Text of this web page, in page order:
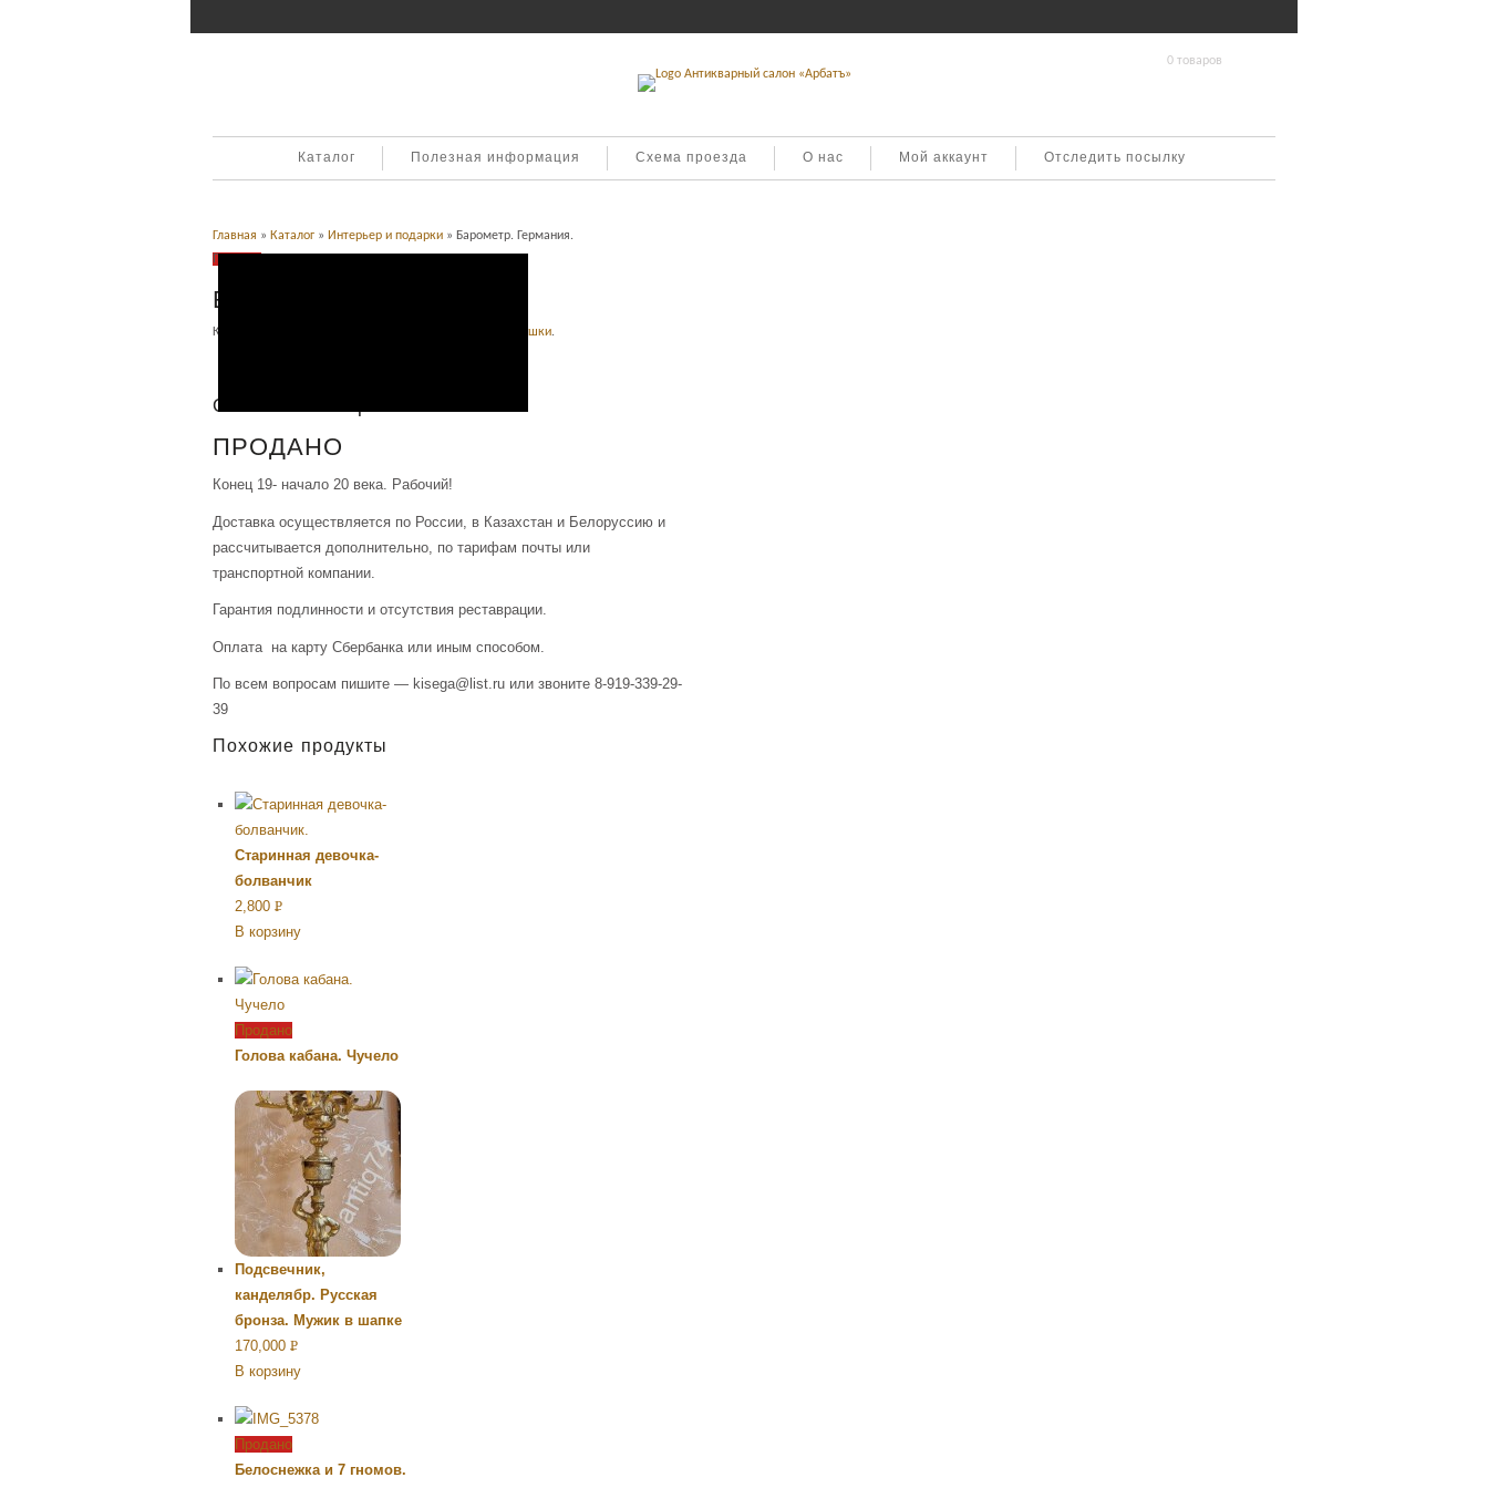
0 товаров
Каталог Полезная информация Схема проезда О нас Мой аккаунт Отследить посылку
Главная » Каталог » Интерьер и подарки » Барометр. Германия.
Продано
Барометр. Германия.
Категория: Техника, приборы, игрушки.
Описание товара
ПРОДАНО
Конец 19- начало 20 века. Рабочий!
Доставка осуществляется по России, в Казахстан и Белоруссию и
рассчитывается дополнительно, по тарифам почты или
транспортной компании.
Гарантия подлинности и отсутствия реставрации.
Оплата на карту Сбербанка или иным способом.
По всем вопросам пишите — kisega@list.ru или звоните 8-919-339-29-
39
Похожие продукты
Старинная девочка-
болванчик
2,800 Р
УБ.
В корзину
Продано
Голова кабана. Чучело
Подсвечник,
канделябр. Русская
бронза. Мужик в шапке
170,000 Р
УБ.
В корзину
Продано
Белоснежка и 7 гномов.